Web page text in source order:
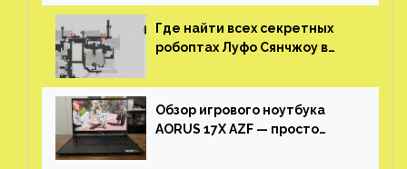
Где найти всех секретных
робоптах Луфо Сянчжоу в
Обзор игрового ноутбука
AORUS 17X AZF — просто